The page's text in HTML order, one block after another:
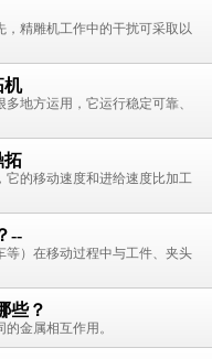
精雕机工作中的干扰可采取以
机
地方运用，它运行稳定可靠、
拓
它的移动速度和进给速度比加工
--
等）在移动过程中与工件、夹头
些？
金属相互作用。